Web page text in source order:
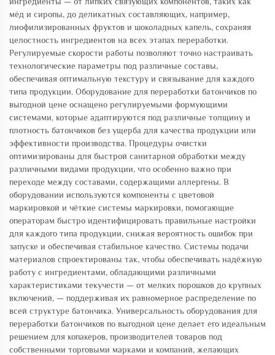
мёд и сиропы, до деликатных составляющих, например,
лиофилизированных фруктов и шоколадных капель, сохраняя
целостность ингредиентов на всех этапах переработки.
Регулируемые скорости работы позволяют точно настраивать
технологические параметры под различные составы,
обеспечивая оптимальную текстуру и связывание для каждого
типа продукции. Оборудование для переработки батончиков по
выгодной цене оснащено регулируемыми формующими
системами, которые адаптируются под различные толщину и
плотность батончиков без ущерба для качества продукции или
эффективности производства. Процедуры очистки
оптимизированы для быстрой санитарной обработки между
различными видами продукции, что особенно важно при
переходе между составами, содержащими аллергены. В
оборудовании используются компоненты с цветовой
маркировкой и чёткие системы маркировки, помогающие
операторам быстро идентифицировать правильные настройки
для каждого типа продукции, снижая вероятность ошибок при
запуске и обеспечивая стабильное качество. Системы подачи
материалов спроектированы так, чтобы обеспечивать надёжную
работу с ингредиентами, обладающими различными
характеристиками текучести — от мелких порошков до крупных
включений, — поддерживая их равномерное распределение по
всей структуре батончика. Универсальность оборудования для
переработки батончиков по выгодной цене делает его идеальным
решением для копакеров, производителей товаров под
собственными торговыми марками и компаний, желающих